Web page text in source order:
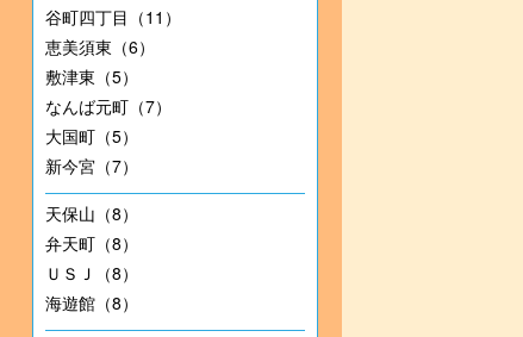
谷町四丁目（11）
恵美須東（6）
敷津東（5）
なんば元町（7）
大国町（5）
新今宮（7）
天保山（8）
弁天町（8）
ＵＳＪ（8）
海遊館（8）